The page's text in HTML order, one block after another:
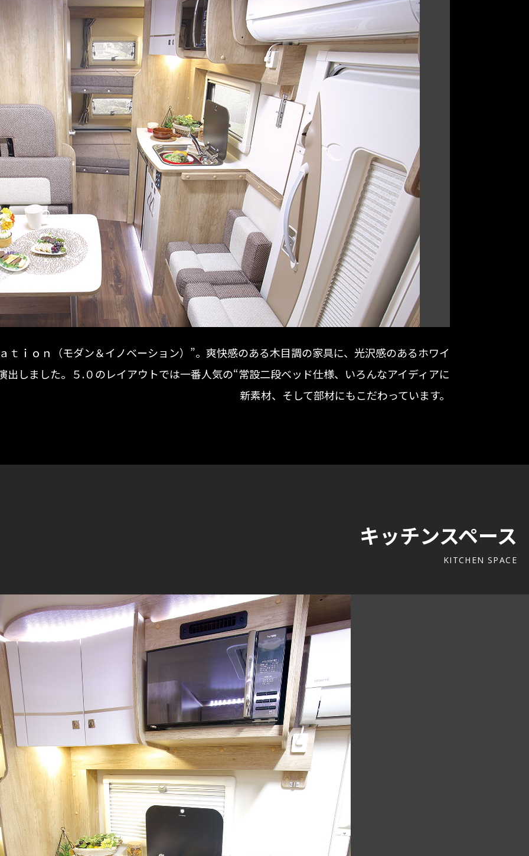
ｉｏｎ（モダン＆イノベーション）”。爽快感のある木目調の家具に、光沢感のあるホワイ
しました。５.０のレイアウトでは一番人気の“常設二段ベッド仕様、いろんなアイディアに
新素材、そして部材にもこだわっています。
キッチンスペース
KITCHEN SPACE